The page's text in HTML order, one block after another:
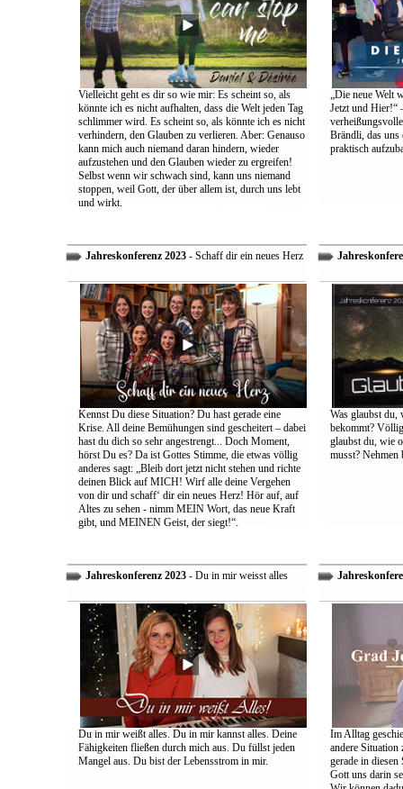
Vielleicht geht es dir so wie mir: Es scheint so, als
könnte ich es nicht aufhalten, dass die Welt jeden Tag
schlimmer wird. Es scheint so, als könnte ich es nicht
verhindern, den Glauben zu verlieren. Aber: Genauso
kann mich auch niemand daran hindern, wieder
aufzustehen und den Glauben wieder zu ergreifen!
Selbst wenn wir schwach sind, kann uns niemand
stoppen, weil Gott, der über allem ist, durch uns lebt
und wirkt.
„Die neue Welt
Jetzt und Hier!“
Brändli, das uns
praktisch
Jahreskonferenz 2023- Schaff dir ein neues Herz
Kennst Du diese Situation? Du hast gerade eine
Krise. All deine Bemühungen sind gescheitert – dabei
hast du dich so sehr angestrengt... Doch Moment,
hörst Du es? Da ist Gottes Stimme, die etwas völlig
anderes sagt: „Bleib dort jetzt nicht stehen und richte
deinen Blick auf MICH! Wirf alle deine Vergehen
von dir und schaff‘ dir ein neues Herz! Hör auf, auf
Altes zu sehen - nimm MEIN Wort, das neue Kraft
gibt, und MEINEN Geist, der siegt!“.
Was glaubst du,
bekommt?
glaubst du, wie
musst? Nehmen
Jahreskonferenz 2023- Du in mir weisst alles
Du in mir weißt alles. Du in mir kannst alles. Deine
Fähigkeiten fließen durch mich aus. Du füllst jeden
Mangel aus. Du bist der Lebensstrom in mir.
Im Alltag
andere
gerade in
Gott uns darin